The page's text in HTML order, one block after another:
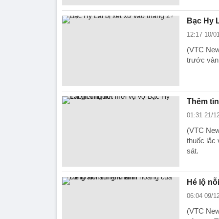
Bạc Hy
12:17 10/
(VTC
trước
Thêm
01:31 21/
(VTC
thuốc lắc
sát.
Hé lộ
06:04 09/
(VTC